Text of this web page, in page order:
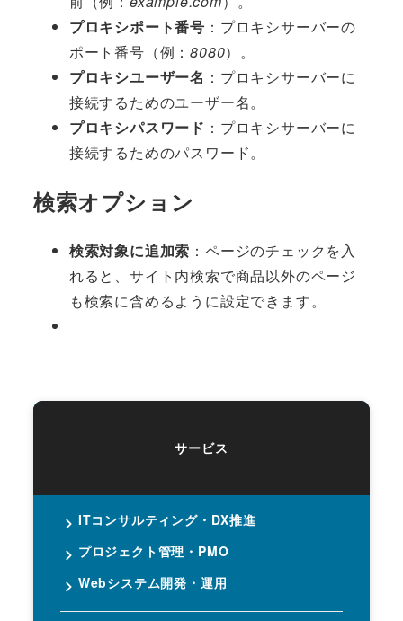
プロキシポート番号 ：プロキシサーバーの
ポート番号（例：8080）。
プロキシユーザー名 ：プロキシサーバーに
接続するためのユーザー名。
プロキシパスワード ：プロキシサーバーに
接続するためのパスワード。
検索オプション
検索対象に追加索 ：ページのチェックを入
れると、サイト内検索で商品以外のページ
も検索に含めるように設定できます。
サービス
ITコンサルティング・DX推進
プロジェクト管理・PMO
Webシステム開発・運用